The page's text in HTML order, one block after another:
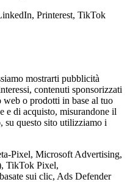
Printerest, TikTok
mostrarti pubblicità
contenuti sponsorizzati
o prodotti in base al tuo
e di acquisto, misurandone il
su questo sito utilizziamo i
Pixel, Microsoft Advertising,
TikTok Pixel,
sui clic, Ads Defender